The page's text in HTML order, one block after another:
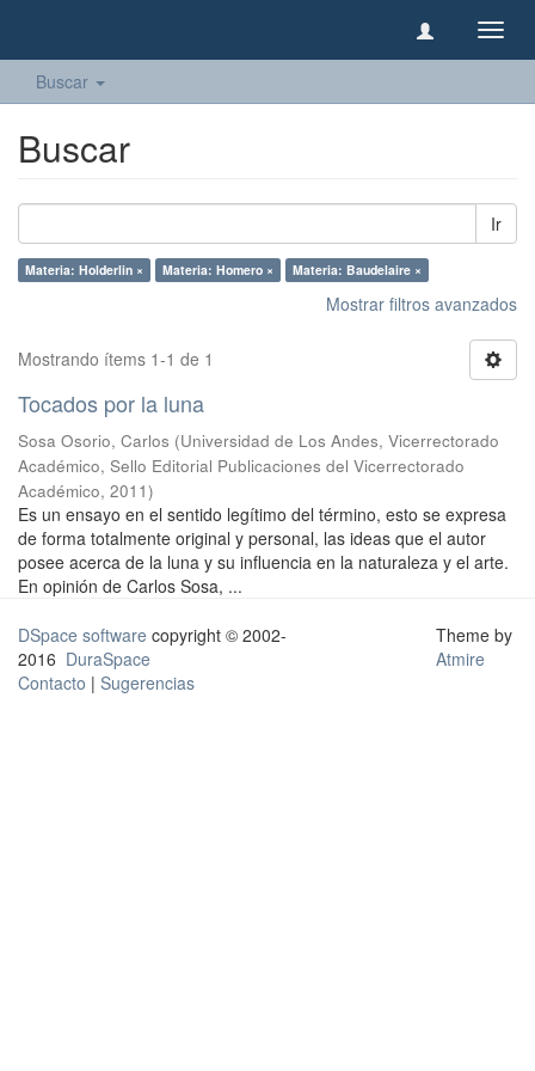
Buscar
Buscar
Ir
Materia: Holderlin × Materia: Homero × Materia: Baudelaire ×
Mostrar filtros avanzados
Mostrando ítems 1-1 de 1
Tocados por la luna
Sosa Osorio, Carlos (Universidad de Los Andes, Vicerrectorado
Académico, Sello Editorial Publicaciones del Vicerrectorado
Académico, 2011)
Es un ensayo en el sentido legítimo del término, esto se expresa
de forma totalmente original y personal, las ideas que el autor
posee acerca de la luna y su influencia en la naturaleza y el arte.
En opinión de Carlos Sosa, ...
DSpace software copyright © 2002-
2016 DuraSpace
Contacto | Sugerencias
Theme by
Atmire